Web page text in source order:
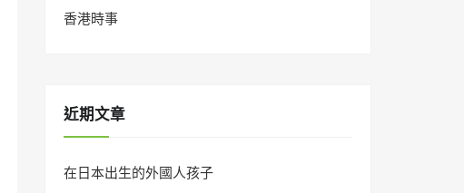
香港時事
近期文章
在日本出生的外國人孩子